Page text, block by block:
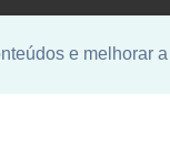
e melhorar